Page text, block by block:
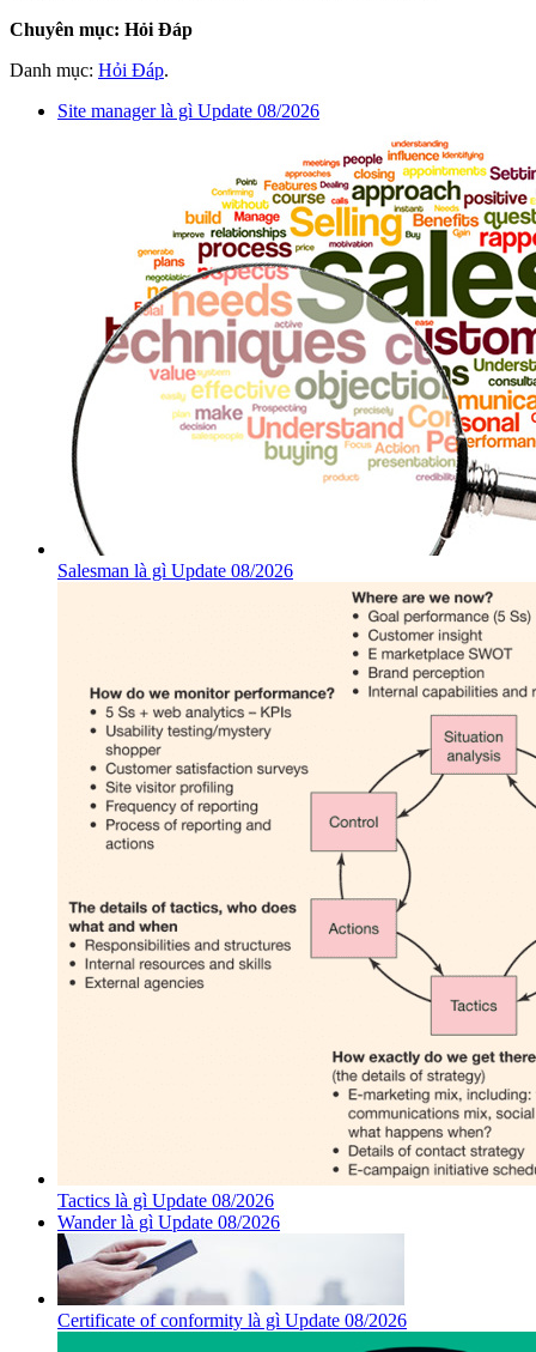
Chuyên mục: Hỏi Đáp
Danh mục: Hỏi Đáp.
Site manager là gì Update 08/2026
Salesman là gì Update 08/2026
Tactics là gì Update 08/2026
Wander là gì Update 08/2026
Certificate of conformity là gì Update 08/2026